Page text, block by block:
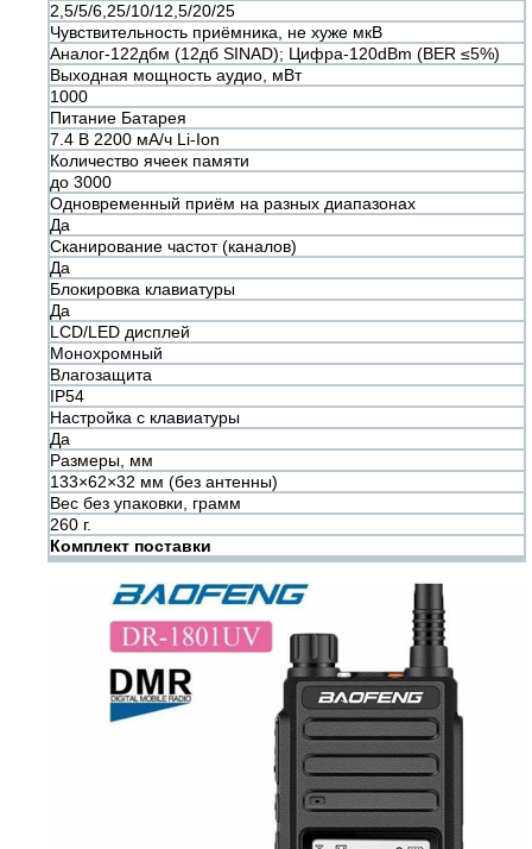
2,5/5/6,25/10/12,5/20/25
Чувствительность приёмника, не хуже мкВ
Аналог-122дбм (12дб SINAD); Цифра-120dBm (BER ≤5%)
Выходная мощность аудио, мВт
1000
Питание Батарея
7.4 В 2200 мА/ч Li-Ion
Количество ячеек памяти
до 3000
Одновременный приём на разных диапазонах
Да
Сканирование частот (каналов)
Да
Блокировка клавиатуры
Да
LCD/LED дисплей
Монохромный
Влагозащита
IP54
Настройка с клавиатуры
Да
Размеры, мм
133×62×32 мм (без антенны)
Вес без упаковки, грамм
260 г.
Комплект поставки